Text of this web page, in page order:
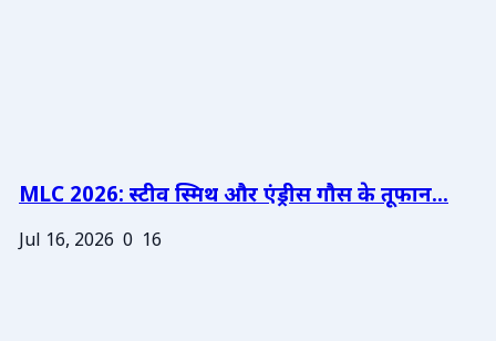
MLC 2026: स्टीव स्मिथ और एंड्रीस गौस के तूफान...
Jul 16, 2026 0 16